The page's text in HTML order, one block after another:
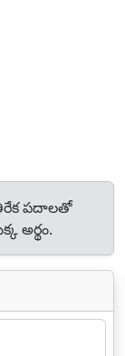
పదాలతో
అర్థం.